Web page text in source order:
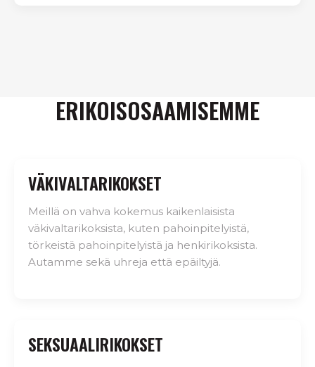
ERIKOISOSAAMISEMME
VÄKIVALTARIKOKSET
Meillä on vahva kokemus kaikenlaisista
väkivaltarikoksista, kuten pahoinpitelyistä,
törkeistä pahoinpitelyistä ja henkirikoksista.
Autamme sekä uhreja että epäiltyjä.
SEKSUAALIRIKOKSET